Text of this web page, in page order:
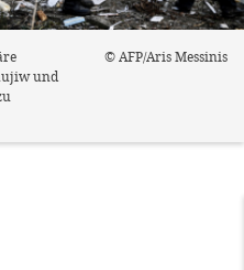
und
© AFP/Aris Messinis